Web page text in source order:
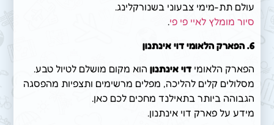
עולם תת-מימי צבעוני בשנורקלינג.
סיור מומלץ לאיי פי פי.
6. הפארק הלאומי דוי אינתנון
הפארק הלאומידוי אינתנון הוא מקום מושלם לטיול טבע.
מסלולים קלים להליכה, מפלים מרשימים ותצפיות מהפסגה
הגבוהה ביותר בתאילנד מחכים לכם כאן.
מידע על פארק דוי אינתנון.